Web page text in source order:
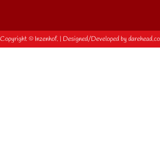
Copyright © Inzenhof.| Designed/Developed by